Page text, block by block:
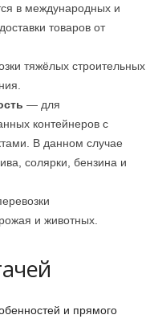
в международных и
товаров от
тяжёлых строительных
— для
контейнеров с
В данном случае
солярки, бензина и
и животных.
и прямого